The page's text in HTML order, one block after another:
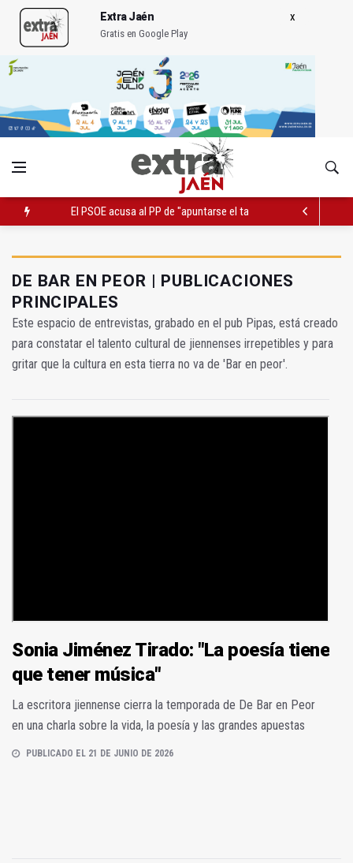
Extra Jaén
Gratis en Google Play
El PSOE acusa al PP de "apuntarse el tanto" de los datos de
DE BAR EN PEOR | PUBLICACIONES
PRINCIPALES
Este espacio de entrevistas, grabado en el pub Pipas, está creado
para constatar el talento cultural de jiennenses irrepetibles y para
gritar que la cultura en esta tierra no va de 'Bar en peor'.
Sonia Jiménez Tirado: "La poesía tiene
que tener música"
La escritora jiennense cierra la temporada de De Bar en Peor
en una charla sobre la vida, la poesía y las grandes apuestas
PUBLICADO EL 21 DE JUNIO DE 2026